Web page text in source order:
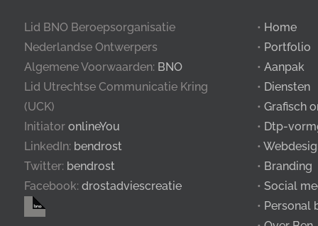
Lid BNO Beroepsorganisatie
Nederlandse Ontwerpers
Algemene Voorwaarden: BNO
Lid Utrechtse Communicatie Kring
(UCK)
Initiator onlineYou
LinkedIn: bendrost
Twitter: bendrost
Facebook: drostadviescreatie
• Home
• Portfolio
• Aanpak
• Diensten
• Grafisch
• Dtp-
•
• Branding
• Social
• Personal